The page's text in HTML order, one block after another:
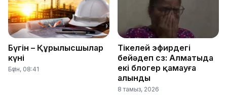
Бүгін – Құрылысшылар
күні
Бүгін, 08:41
Тікелей эфирдегі
бейәдеп сөз: Алматыда
екі блогер қамауға
алынды
8 тамыз, 2026